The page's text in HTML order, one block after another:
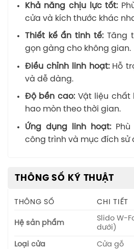
Khả năng chịu lực tốt:
cửa và kích thước khác
Thiết kế ẩn tinh tế:Tăng
gọn gàng cho không gian.
Điều chỉnh linh hoạt:Hỗ
và dễ dàng.
Độ bền cao:Vật liệu chất
hao mòn theo thời gian.
Ứng dụng linh hoạt:Phù
công trình và mục đích sử
THÔNG SỐ KỸ THUẬT
THÔNG SỐ CHI TIẾT
Hệ sản phẩm
Slido W-
dưới)
Loại cửa Cửa gỗ